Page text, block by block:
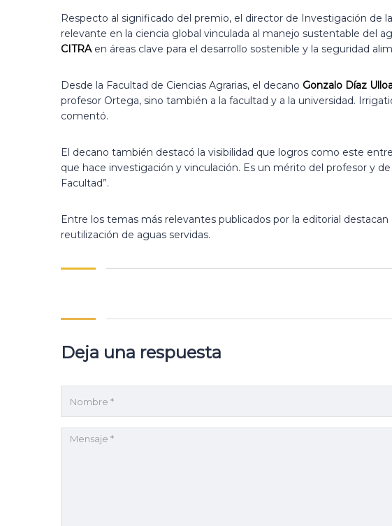
Respecto al significado del premio, el director de Investigación de
relevante en la ciencia global vinculada al manejo sustentable del
CITRA en áreas clave para el desarrollo sostenible y la seguridad
Desde la Facultad de Ciencias Agrarias, el decano Gonzalo Díaz
profesor Ortega, sino también a la facultad y a la universidad.
comentó.
El decano también destacó la visibilidad que logros como este
que hace investigación y vinculación. Es un mérito del profesor y
Facultad”.
Entre los temas más relevantes publicados por la editorial
reutilización de aguas servidas.
Deja una respuesta